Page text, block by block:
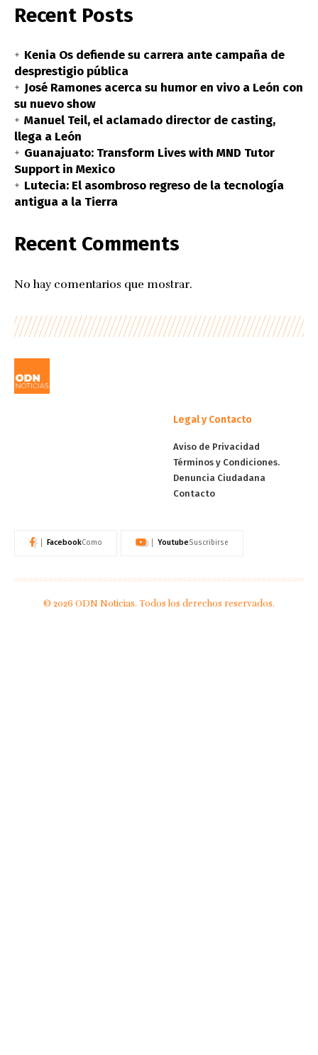
Recent Posts
Kenia Os defiende su carrera ante campaña de
desprestigio pública
José Ramones acerca su humor en vivo a León con
su nuevo show
Manuel Teil, el aclamado director de casting,
llega a León
Guanajuato: Transform Lives with MND Tutor
Support in Mexico
Lutecia: El asombroso regreso de la tecnología
antigua a la Tierra
Recent Comments
No hay comentarios que mostrar.
Legal y Contacto
Aviso de Privacidad
Términos y Condiciones.
Denuncia Ciudadana
Contacto
FacebookComo YoutubeSuscribirse
© 2026 ODN Noticias. Todos los derechos reservados.